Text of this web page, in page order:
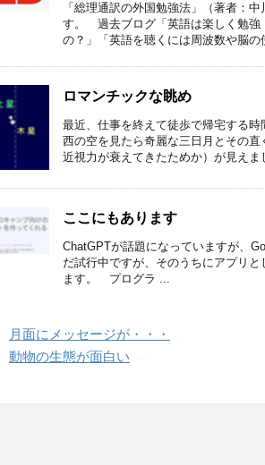
「総理通訳の外国勉強法」（著者：
す。 過去ブログ「英語は楽しく勉強
の？」「英語を聴くには周波数や脳
ロマンチックな眺め
最近、仕事を終えて徒歩で帰宅する
西の空を見たら奇麗な三日月とその
近視力が衰えてきたためか）が見えま
ここにもあります
ChatGPTが話題になっていますが、
だ試行中ですが、そのうちにアプリ
ます。 プログラ ...
月面にメッセージが・・・
動物の生態が面白い